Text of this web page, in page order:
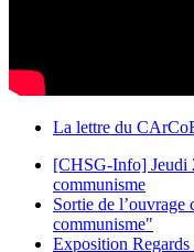
La lettre du
[CHSG-Info] Jeudi
communisme
Sortie de l’ouvrage
communisme"
Exposition Regards